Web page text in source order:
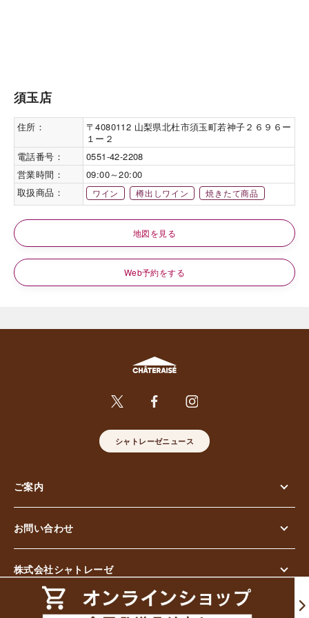
須玉店
住所：
〒4080112 山梨県北杜市須玉町若神子２６９６ー
１ー２
電話番号：
0551-42-2208
営業時間：
09:00～20:00
取扱商品：
ワイン 樽出しワイン 焼きたて商品
地図を見る
Web予約をする
シャトレーゼニュース
ご案内
お問い合わせ
株式会社シャトレーゼ
© Chateraise Co.,Ltd. All Rights Reserved.